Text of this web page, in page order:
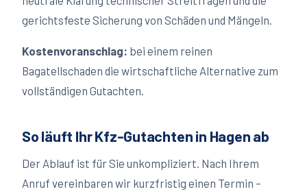
gerichtsfeste Sicherung von Schäden und Mängeln.
Kostenvoranschlag: bei einem reinen
Bagatellschaden die wirtschaftliche Alternative zum
vollständigen Gutachten.
So läuft Ihr Kfz-Gutachten in Hagenab
Der Ablauf ist für Sie unkompliziert. Nach Ihrem
Anruf vereinbaren wir kurzfristig einen Termin –